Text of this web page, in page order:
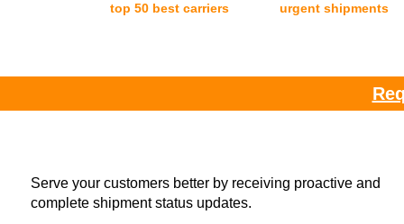
top 50 best carriers
urgent shipments
Serve your customers better by receiving proactive and
complete shipment status updates.